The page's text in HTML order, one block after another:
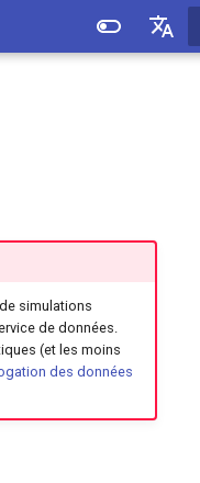
simulations
de données.
(et les moins
des données